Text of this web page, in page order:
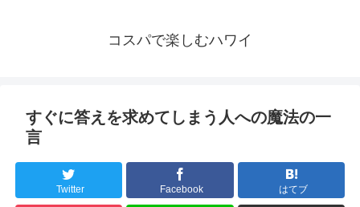
コスパで楽しむハワイ
すぐに答えを求めてしまう人への魔法の一
言
Twitter Facebook はてブ